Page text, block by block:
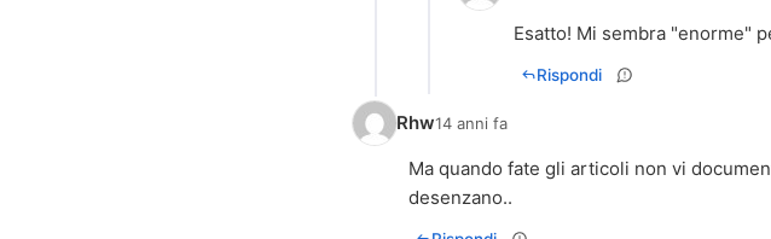
Esatto! Mi sembra "enorme"
Rispondi
Rhw14 anni fa
Ma quando fate gli articoli non vi
desenzano..